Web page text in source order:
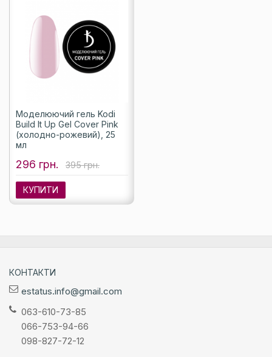
Моделюючий гель Kodi
Build It Up Gel Cover Pink
(холодно-рожевий), 25
мл
296 грн. 395 грн.
КУПИТИ
КОНТАКТИ
estatus.info@gmail.com
063-610-73-85
066-753-94-66
098-827-72-12